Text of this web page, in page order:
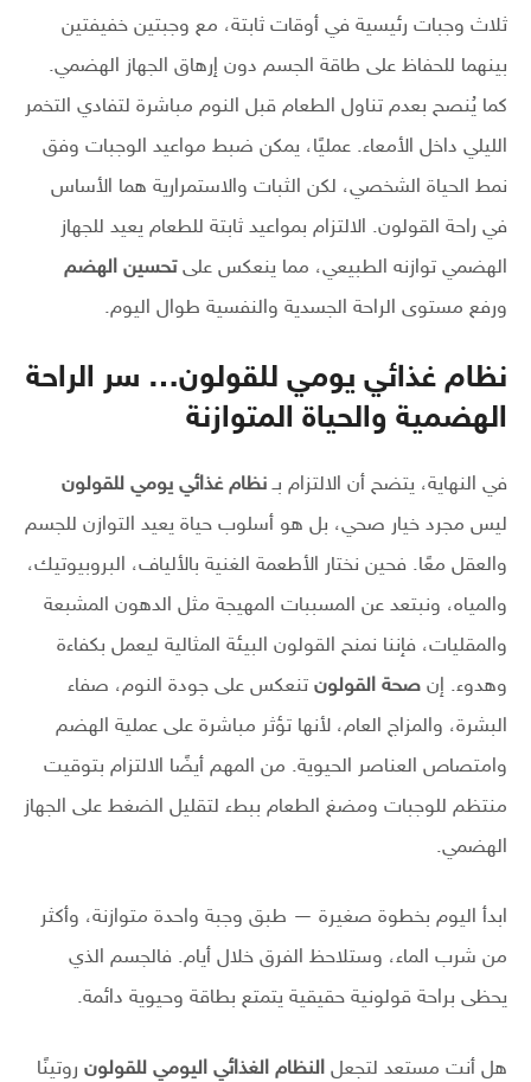
ثلاث وجبات رئيسية في أوقات ثابتة، مع وجبتين خفيفتين
بينهما للحفاظ على طاقة الجسم دون إرهاق الجهاز الهضمي.
كما يُنصح بعدم تناول الطعام قبل النوم مباشرة لتفادي التخمر
الليلي داخل الأمعاء. عمليًا، يمكن ضبط مواعيد الوجبات وفق
نمط الحياة الشخصي، لكن الثبات والاستمرارية هما الأساس
في راحة القولون. الالتزام بمواعيد ثابتة للطعام يعيد للجهاز
الهضمي توازنه الطبيعي، مما ينعكس علىتحسين الهضم
ورفع مستوى الراحة الجسدية والنفسية طوال اليوم.
نظام غذائي يومي للقولون… سر الراحة
الهضمية والحياة المتوازنة
في النهاية، يتضح أن الالتزام بـ نظام غذائي يومي للقولون
ليس مجرد خيار صحي، بل هو أسلوب حياة يعيد التوازن للجسم
والعقل معًا. فحين نختار الأطعمة الغنية بالألياف، البروبيوتيك،
والمياه، ونبتعد عن المسببات المهيجة مثل الدهون المشبعة
والمقليات، فإننا نمنح القولون البيئة المثالية ليعمل بكفاءة
وهدوء. إن صحة القولون تنعكس على جودة النوم، صفاء
البشرة، والمزاج العام، لأنها تؤثر مباشرة على عملية الهضم
وامتصاص العناصر الحيوية. من المهم أيضًا الالتزام بتوقيت
منتظم للوجبات ومضغ الطعام ببطء لتقليل الضغط على الجهاز
الهضمي.
ابدأ اليوم بخطوة صغيرة — طبق وجبة واحدة متوازنة، وأكثر
من شرب الماء، وستلاحظ الفرق خلال أيام. فالجسم الذي
يحظى براحة قولونية حقيقية يتمتع بطاقة وحيوية دائمة.
هل أنت مستعد لتجعل النظام الغذائي اليومي للقولون روتينًا